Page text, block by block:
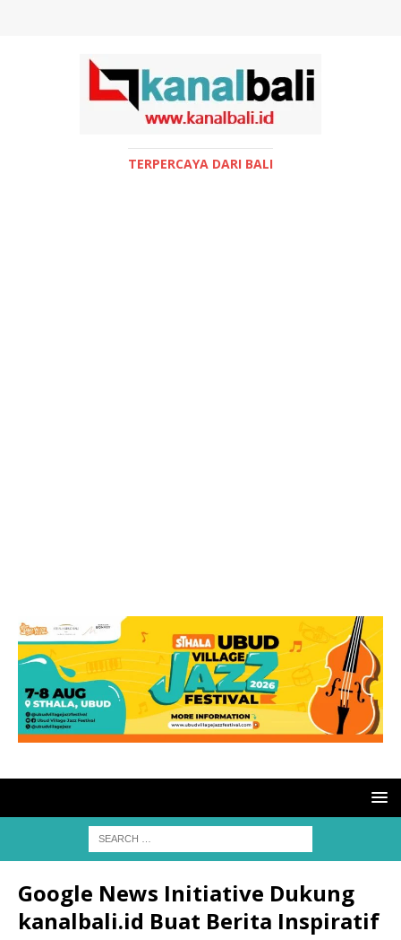
TERPERCAYA DARI BALI
Google News Initiative Dukung
kanalbali.id Buat Berita Inspiratif